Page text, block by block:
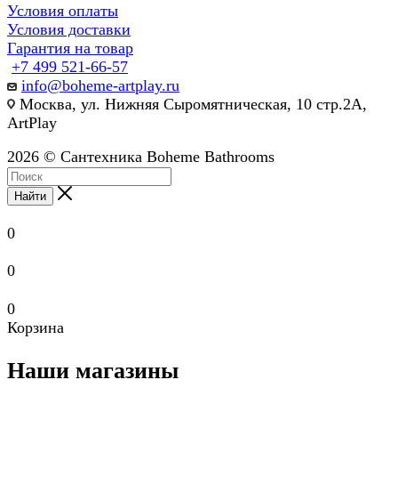
Условия оплаты
Условия доставки
Гарантия на товар
+7 499 521-66-57
info@boheme-artplay.ru
Москва, ул. Нижняя Сыромятническая, 10 стр.2А,
ArtPlay
2026 © Сантехника Boheme Bathrooms
Найти
0
0
0
Корзина
Наши магазины